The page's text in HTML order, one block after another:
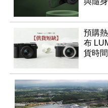
預購
布
貨時間